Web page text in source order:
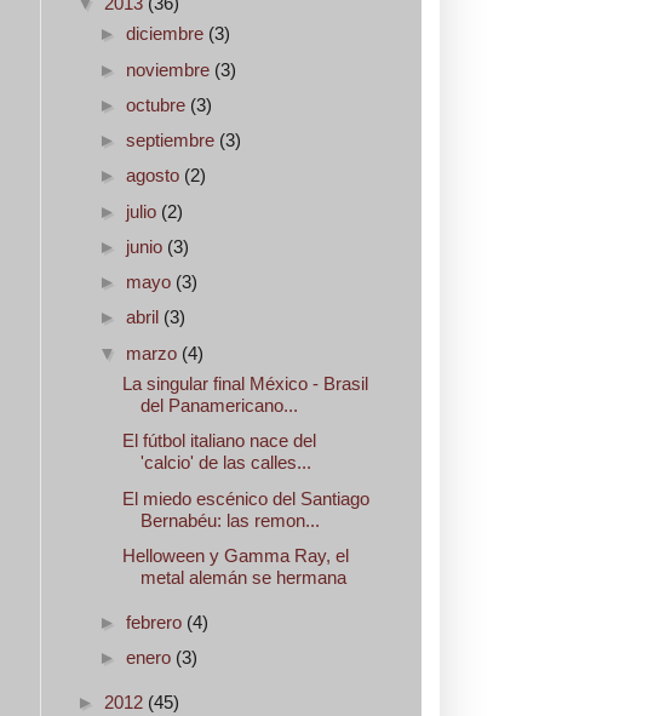
► diciembre (3)
► noviembre (3)
► octubre (3)
► septiembre (3)
► agosto (2)
► julio (2)
► junio (3)
► mayo (3)
► abril (3)
▼ marzo (4)
La singular final México - Brasil
del Panamericano...
El fútbol italiano nace del
'calcio' de las calles...
El miedo escénico del Santiago
Bernabéu: las remon...
Helloween y Gamma Ray, el
metal alemán se hermana
► febrero (4)
► enero (3)
► 2012 (45)